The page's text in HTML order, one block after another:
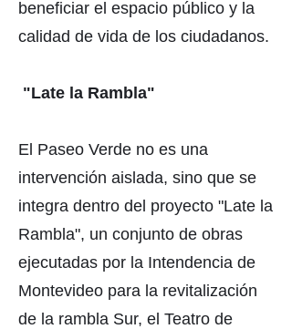
beneficiar el espacio público y la
calidad de vida de los ciudadanos.
"Late la Rambla"
El Paseo Verde no es una
intervención aislada, sino que se
integra dentro del proyecto "Late la
Rambla", un conjunto de obras
ejecutadas por la Intendencia de
Montevideo para la revitalización
de la rambla Sur, el Teatro de